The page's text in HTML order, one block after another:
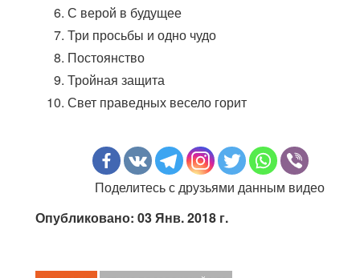
С верой в будущее
Три просьбы и одно чудо
Постоянство
Тройная защита
Свет праведных весело горит
Поделитесь с друзьями данным видео
Опубликовано: 03 Янв. 2018 г.